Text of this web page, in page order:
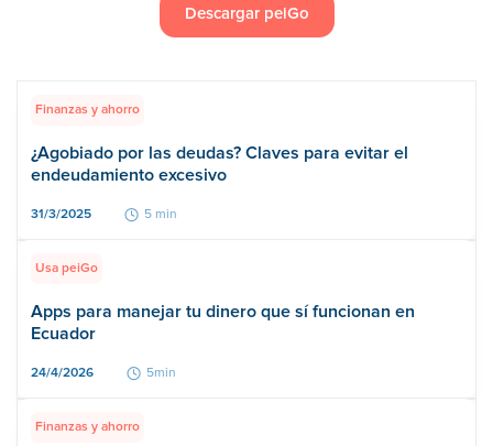
Descargar peiGo
Finanzas y ahorro
¿Agobiado por las deudas? Claves para evitar el
endeudamiento excesivo
31/3/2025 5 min
Usa peiGo
Apps para manejar tu dinero que sí funcionan en
Ecuador
24/4/2026 5min
Finanzas y ahorro